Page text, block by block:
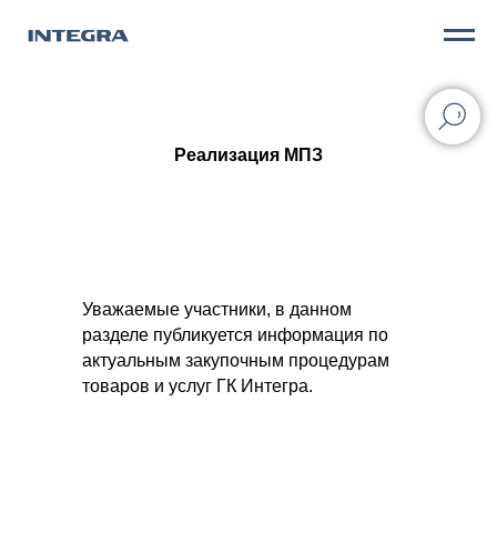
Реализация МПЗ
Уважаемые участники, в данном
разделе публикуется информация по
актуальным закупочным процедурам
товаров и услуг ГК Интегра.